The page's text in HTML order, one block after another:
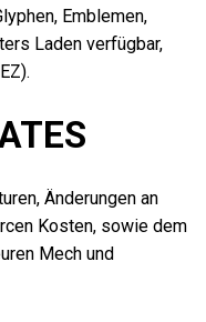
Emblemen,
Laden verfügbar,
Änderungen an
Kosten, sowie dem
Mech und